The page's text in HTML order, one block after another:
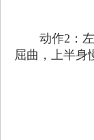
动作2：
屈曲，上半身